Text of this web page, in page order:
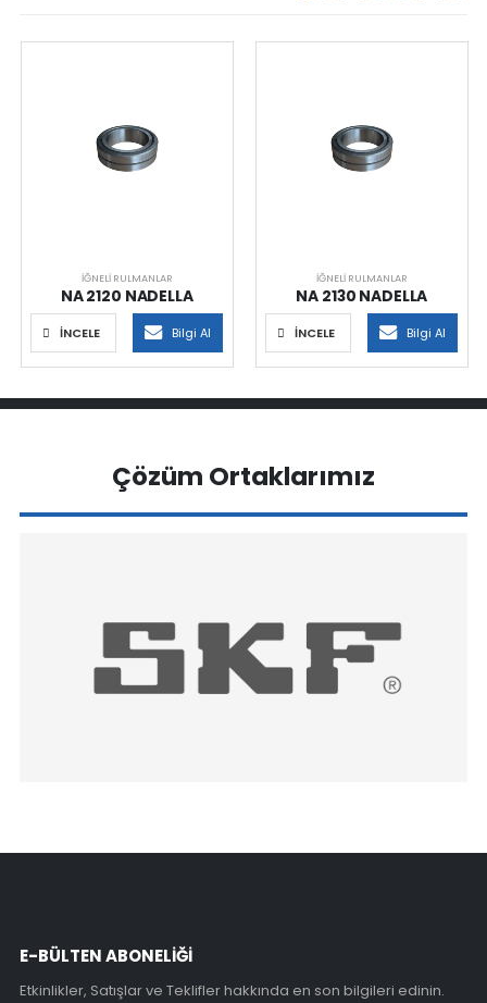
İĞNELI RULMANLAR
NA 2120 NADELLA
İNCELE Bilgi Al
İĞNELI RULMANLAR
NA 2130 NADELLA
İNCELE Bilgi Al
Çözüm Ortaklarımız
E-BÜLTEN ABONELİĞİ
Etkinlikler, Satışlar ve Teklifler hakkında en son bilgileri edinin.